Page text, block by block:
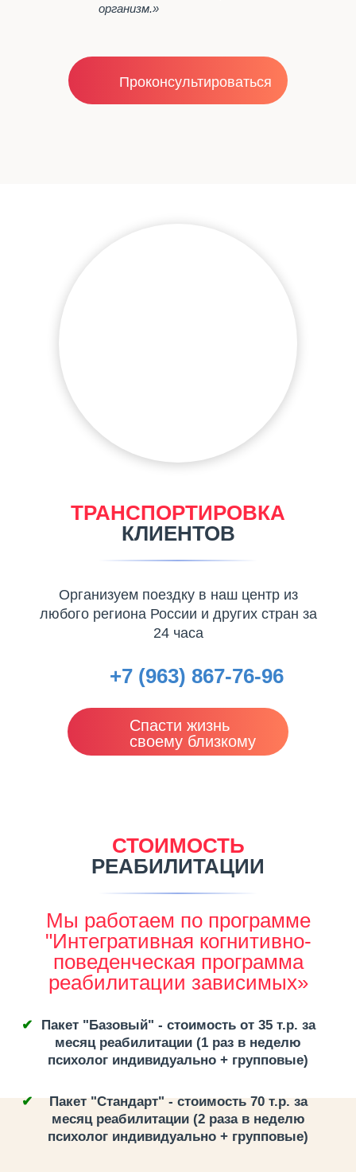
организм.»
Проконсультироваться
ТРАНСПОРТИРОВКА
КЛИЕНТОВ
Организуем поездку в наш центр из
любого региона России и других стран за
24 часа
+7 (963) 867-76-96
Спасти жизнь
своему близкому
СТОИМОСТЬ
РЕАБИЛИТАЦИИ
Мы работаем по программе
"Интегративная когнитивно-
поведенческая программа
реабилитации зависимых»
Пакет "Базовый" - стоимость от 35 т.р. за
месяц реабилитации (1 раз в неделю
психолог индивидуально + групповые)
Пакет "Стандарт" - стоимость 70 т.р. за
месяц реабилитации (2 раза в неделю
психолог индивидуально + групповые)